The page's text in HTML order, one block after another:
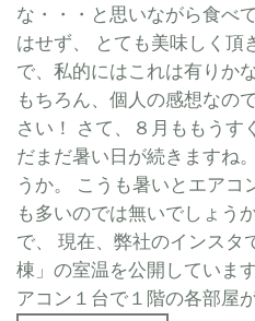
な・・・と思いながら食べ
はせず、 とても美味しく頂
で、私的にはこれは有りか
もちろん、個人の感想なの
さい！ さて、８月ももうす
だまだ暑い日が続きますね
うか。 こうも暑いとエア
も多いのでは無いでしょう
で、 現在、弊社のインスタ
棟」の室温を公開していま
アコン１台で１階の各部屋